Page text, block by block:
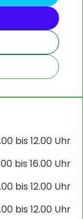
bis 12.00 Uhr
bis 16.00 Uhr
bis 12.00 Uhr
bis 12.00 Uhr